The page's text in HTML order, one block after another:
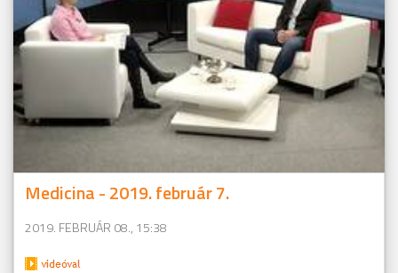
Medicina - 2019. február 7.
2019. FEBRUÁR 08., 15:38